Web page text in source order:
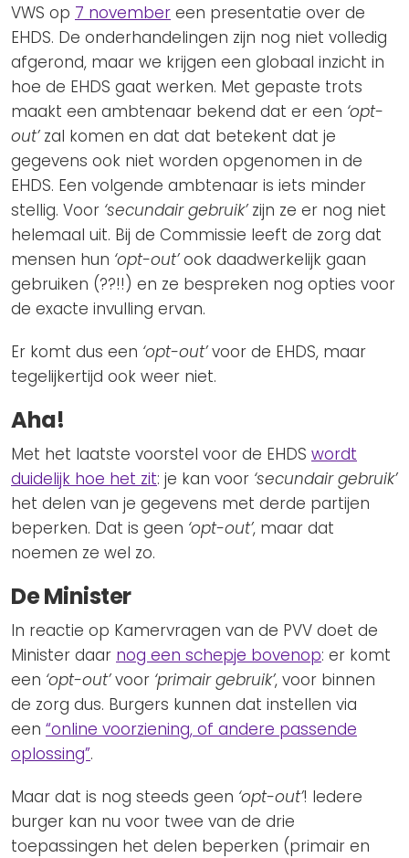
VWS op 7 november een presentatie over de
EHDS. De onderhandelingen zijn nog niet volledig
afgerond, maar we krijgen een globaal inzicht in
hoe de EHDS gaat werken. Met gepaste trots
maakt een ambtenaar bekend dat er een ‘opt-
out’zal komen en dat dat betekent dat je
gegevens ook niet worden opgenomen in de
EHDS. Een volgende ambtenaar is iets minder
stellig. Voor ‘secundair gebruik’zijn ze er nog niet
helemaal uit. Bij de Commissie leeft de zorg dat
mensen hun ‘opt-out’ook daadwerkelijk gaan
gebruiken (??!!) en ze bespreken nog opties voor
de exacte invulling ervan.
Er komt dus een ‘opt-out’voor de EHDS, maar
tegelijkertijd ook weer niet.
Aha!
Met het laatste voorstel voor de EHDS wordt
duidelijk hoe het zit: je kan voor ‘secundair gebruik’
het delen van je gegevens met derde partijen
beperken. Dat is geen ‘opt-out’, maar dat
noemen ze wel zo.
De Minister
In reactie op Kamervragen van de PVV doet de
Minister daar nog een schepje bovenop: er komt
een ‘opt-out’voor ‘primair gebruik’, voor binnen
de zorg dus. Burgers kunnen dat instellen via
een “online voorziening, of andere passende
oplossing”.
Maar dat is nog steeds geen ‘opt-out’! Iedere
burger kan nu voor twee van de drie
toepassingen het delen beperken (primair en